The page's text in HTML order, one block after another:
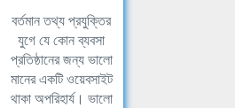
বর্তমান তথ্য প্রযুক্তির
যুগে যে কোন ব্যবসা
প্রতিষ্ঠানের জন্য ভালো
মানের একটি ওয়েবসাইট
থাকা অপরিহার্য। ভালো